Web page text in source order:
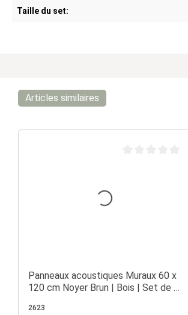
Taille du set:
Articles similaires
Panneaux acoustiques Muraux 60 x
120 cm Noyer Brun | Bois | Set de 2
2623